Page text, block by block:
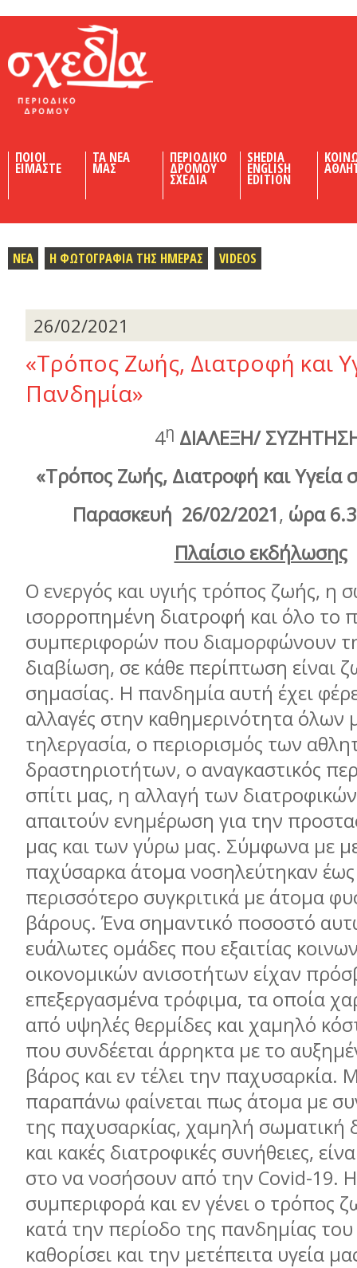
ΠΟΙΟΙ
ΕΙΜΑΣΤΕ
ΤΑ ΝΕΑ
ΜΑΣ
ΠΕΡΙΟΔΙΚΟ
ΔΡΟΜΟΥ
ΣΧΕΔΙΑ
SHEDIA
ENGLISH
EDITION
ΝΕΑ Η ΦΩΤΟΓΡΑΦΙΑ ΤΗΣ ΗΜΕΡΑΣ VIDEOS
26/02/2021
«Τρόπος Ζωής, Διατροφή και
Πανδημία»
4η ΔΙΑΛΕΞΗ/
«Τρόπος Ζωής, Διατροφή και Υγεία
Παρασκευή 26/02/2021, ώρα
Πλαίσιο εκδήλωσης
Ο ενεργός και υγιής τρόπος ζωής, η
ισορροπημένη διατροφή και όλο το
συμπεριφορών που διαμορφώνουν
διαβίωση, σε κάθε περίπτωση είναι
σημασίας. Η πανδημία αυτή έχει
αλλαγές στην καθημερινότητα όλων
τηλεργασία, ο περιορισμός των
δραστηριοτήτων, ο αναγκαστικός
σπίτι μας, η αλλαγή των
απαιτούν ενημέρωση για την
μας και των γύρω μας. Σύμφωνα με
παχύσαρκα άτομα νοσηλεύτηκαν έως
περισσότερο συγκριτικά με άτομα
βάρους. Ένα σημαντικό ποσοστό
ευάλωτες ομάδες που εξαιτίας
οικονομικών ανισοτήτων είχαν
επεξεργασμένα τρόφιμα, τα οποία
από υψηλές θερμίδες και χαμηλό
που συνδέεται άρρηκτα με το
βάρος και εν τέλει την παχυσαρκία.
παραπάνω φαίνεται πως άτομα με
της παχυσαρκίας, χαμηλή σωματική
και κακές διατροφικές συνήθειες,
στο να νοσήσουν από την Covid-19.
συμπεριφορά και εν γένει ο τρόπος
κατά την περίοδο της πανδημίας
καθορίσει και την μετέπειτα υγεία